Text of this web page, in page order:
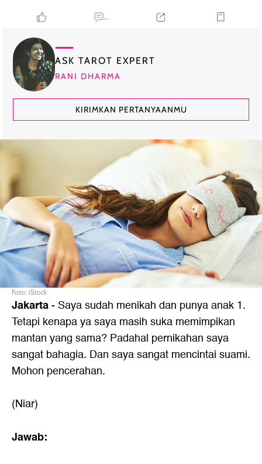
...
ASK TAROT EXPERT
RANI DHARMA
KIRIMKAN PERTANYAANMU
Foto: iStock
Jakarta- Saya sudah menikah dan punya anak 1.
Tetapi kenapa ya saya masih suka memimpikan
mantan yang sama? Padahal pernikahan saya
sangat bahagia. Dan saya sangat mencintai suami.
Mohon pencerahan.
(Niar)
Jawab: